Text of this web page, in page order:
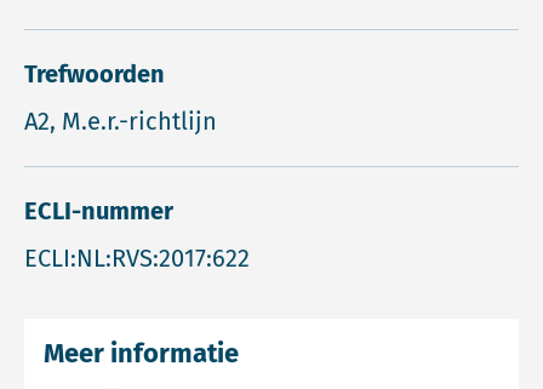
Trefwoorden
A2, M.e.r.-richtlijn
ECLI-nummer
ECLI:NL:RVS:2017:622
Meer informatie